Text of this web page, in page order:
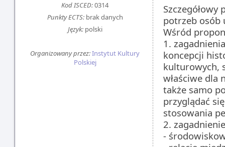
Kod ISCED:0314
Punkty ECTS:brak danych
Język:polski
Organizowany przez:Instytut Kultury
Polskiej
potrzeb osób
Wśród
1.
koncepcji
kulturowych,
właściwe dla
także samo
przyglądać
stosowania
2.
-